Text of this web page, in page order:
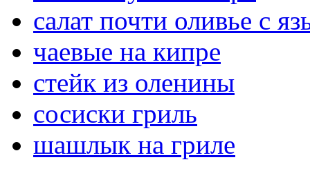
салат почти оливье с
чаевые на кипре
стейк из оленины
сосиски гриль
шашлык на гриле